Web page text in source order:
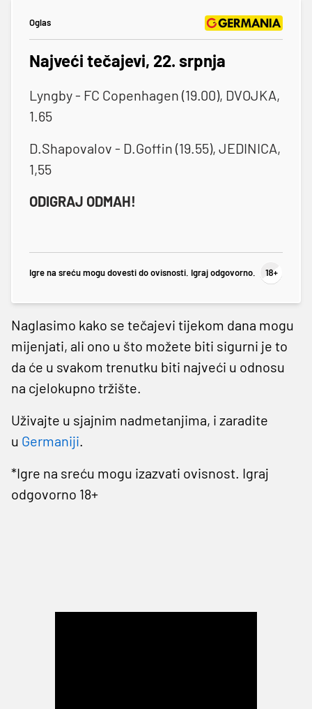
Oglas
Najveći tečajevi, 22. srpnja
Lyngby - FC Copenhagen (19.00), DVOJKA,
1.65
D.Shapovalov - D.Goffin (19.55), JEDINICA,
1,55
ODIGRAJ ODMAH!
Igre na sreću mogu dovesti do ovisnosti. Igraj odgovorno.
Naglasimo kako se tečajevi tijekom dana mogu
mijenjati, ali ono u što možete biti sigurni je to
da će u svakom trenutku biti najveći u odnosu
na cjelokupno tržište.
Uživajte u sjajnim nadmetanjima, i zaradite
u Germaniji.
*Igre na sreću mogu izazvati ovisnost. Igraj
odgovorno 18+